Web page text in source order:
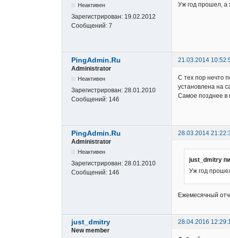
Неактивен
Зарегистрирован: 19.02.2012
Сообщений: 7
Уж год прошел, а
PingAdmin.Ru
21.03.2014
Administrator
Неактивен
Зарегистрирован: 28.01.2010
Сообщений: 146
С тех пор нечто
установлена на
Самое позднее в
PingAdmin.Ru
28.03.2014
Administrator
Неактивен
Зарегистрирован: 28.01.2010
Сообщений: 146
just_dmitry
Уж год
Ежемесячный
just_dmitry
28.04.2016
New member